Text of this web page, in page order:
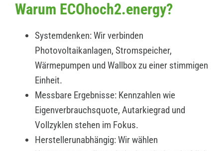
Warum ECOhoch2.energy?
Systemdenken: Wir verbinden
Photovoltaikanlagen, Stromspeicher,
Wärmepumpen und Wallbox zu einer stimmigen
Einheit.
Messbare Ergebnisse: Kennzahlen wie
Eigenverbrauchsquote, Autarkiegrad und
Vollzyklen stehen im Fokus.
Herstellerunabhängig: Wir wählen